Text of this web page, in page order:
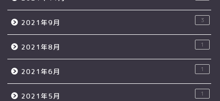
2021年9月 3
2021年8月 1
2021年6月 1
2021年5月 1